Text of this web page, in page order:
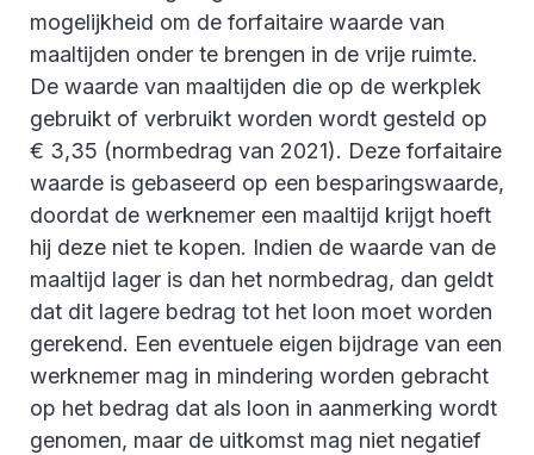
mogelijkheid om de forfaitaire waarde van
maaltijden onder te brengen in de vrije ruimte.
De waarde van maaltijden die op de werkplek
gebruikt of verbruikt worden wordt gesteld op
€ 3,35 (normbedrag van 2021). Deze forfaitaire
waarde is gebaseerd op een besparingswaarde,
doordat de werknemer een maaltijd krijgt hoeft
hij deze niet te kopen. Indien de waarde van de
maaltijd lager is dan het normbedrag, dan geldt
dat dit lagere bedrag tot het loon moet worden
gerekend. Een eventuele eigen bijdrage van een
werknemer mag in mindering worden gebracht
op het bedrag dat als loon in aanmerking wordt
genomen, maar de uitkomst mag niet negatief